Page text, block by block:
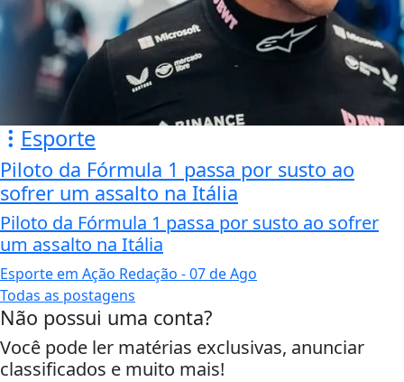
Esporte
Piloto da Fórmula 1 passa por susto ao
sofrer um assalto na Itália
Piloto da Fórmula 1 passa por susto ao sofrer
um assalto na Itália
Esporte em Ação Redação - 07 de Ago
Todas as postagens
Não possui uma conta?
Você pode ler matérias exclusivas, anunciar
classificados e muito mais!